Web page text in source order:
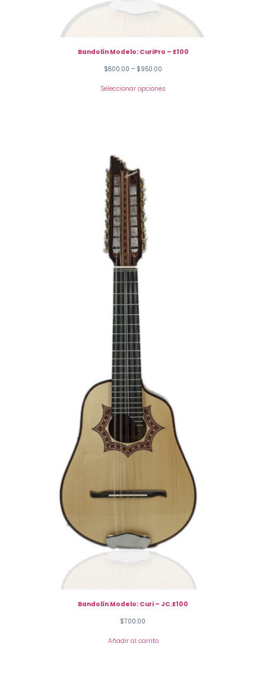
Bandolín Modelo: CuriPro – E100
$800.00 – $950.00
Seleccionar opciones
Bandolín Modelo: Curi – JC.E100
$700.00
Añadir al carrito